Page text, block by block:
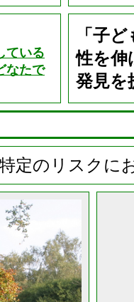
ている
なたで
「子
性を伸
発見を
定のリスクに